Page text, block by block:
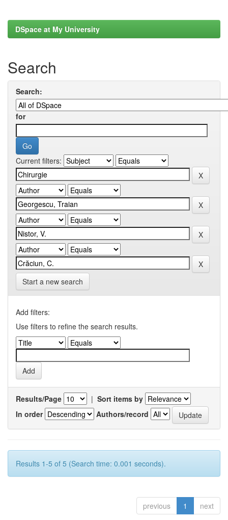
DSpace at My University
Search
Search:
for
Current filters:
Start a new search
Add filters:
Use filters to refine the search results.
Results/Page | Sort items by
In order
Authors/record
Results 1-5 of 5 (Search time: 0.001 seconds).
previous 1 next